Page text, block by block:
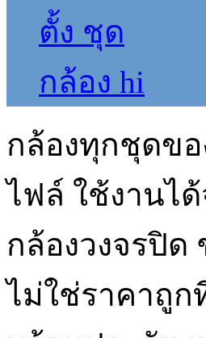
ตั้ง ชุด
กล้อง hi
กล้องทุกชุดขอ
ไฟล์ ใช้งานได้
กล้องวงจรปิด
ไม่ใช่ราคาถูก